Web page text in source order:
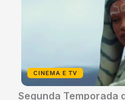
CINEMA E TV
Segunda Temporada